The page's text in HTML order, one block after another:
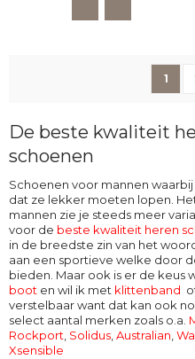
U
1
De beste kwaliteit
schoenen
Schoenen voor mannen
dat ze lekker moeten lopen.
mannen zie je steeds meer
voor de beste kwaliteit heren
in de breedste zin van het
aan een sportieve welke door
bieden. Maar ook is er de keus
boot en wil ik met klittenband
verstelbaar want dat kan ook
select aantal merken zoals o.a.
Rockport, Solidus,Australian,
Xsensible